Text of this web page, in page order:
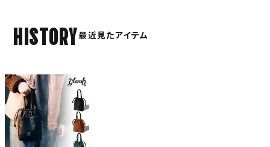
HISTORY最近見たアイテム